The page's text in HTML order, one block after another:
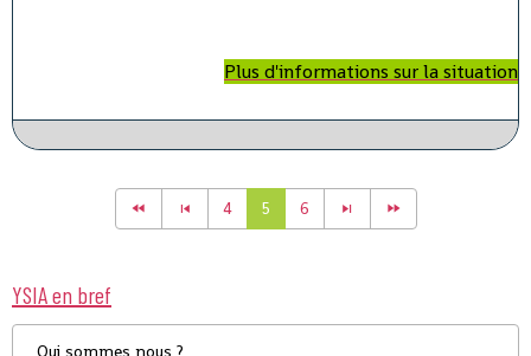
Plus d'informations sur la situation
4 5 6
YSIA en bref
Qui sommes nous ?